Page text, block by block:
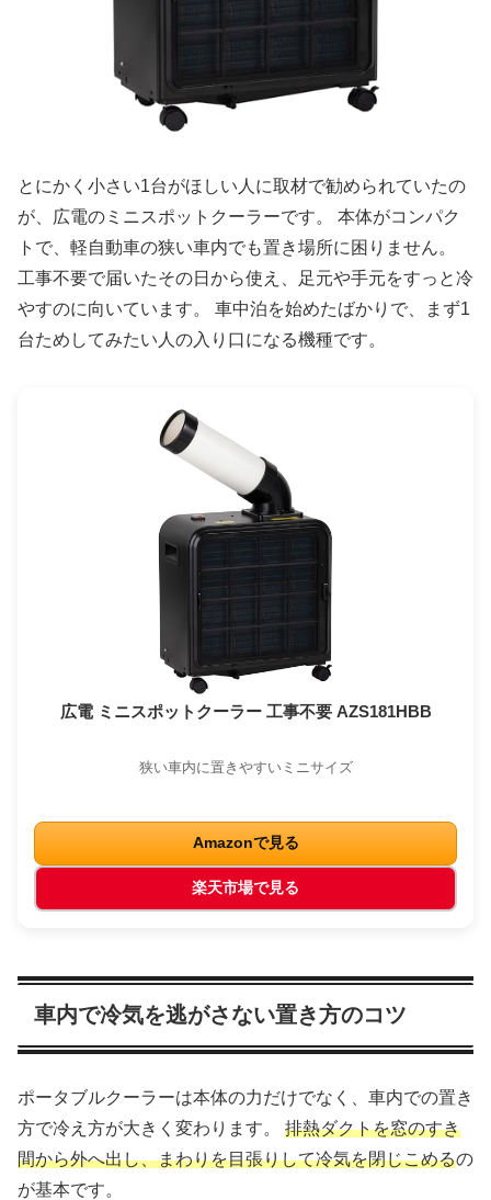
とにかく小さい1台がほしい人に取材で勧められていたの
が、広電のミニスポットクーラーです。 本体がコンパク
トで、軽自動車の狭い車内でも置き場所に困りません。
工事不要で届いたその日から使え、足元や手元をすっと冷
やすのに向いています。 車中泊を始めたばかりで、まず1
台ためしてみたい人の入り口になる機種です。
広電 ミニスポットクーラー 工事不要 AZS181HBB
狭い車内に置きやすいミニサイズ
Amazonで見る
楽天市場で見る
車内で冷気を逃がさない置き方のコツ
ポータブルクーラーは本体の力だけでなく、車内での置き
方で冷え方が大きく変わります。 排熱ダクトを窓のすき
間から外へ出し、まわりを目張りして冷気を閉じこめるの
が基本です。